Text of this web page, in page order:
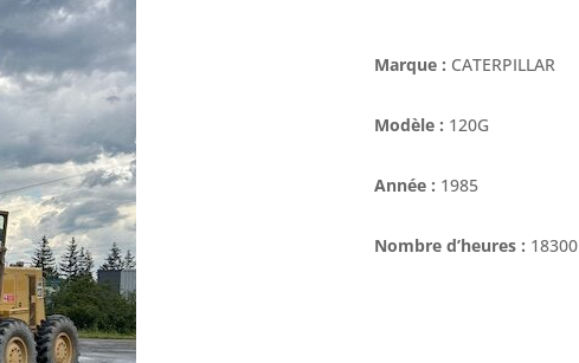
Marque : CATERPILLAR
Modèle : 120G
Année : 1985
Nombre d’heures : 18300